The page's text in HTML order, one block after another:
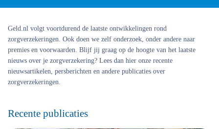
Geld.nl volgt voortdurend de laatste ontwikkelingen rond
zorgverzekeringen. Ook doen we zelf onderzoek, onder andere naar
premies en voorwaarden. Blijf jij graag op de hoogte van het laatste
nieuws over je zorgverzekering? Lees dan hier onze recente
nieuwsartikelen, persberichten en andere publicaties over
zorgverzekeringen.
Recente publicaties